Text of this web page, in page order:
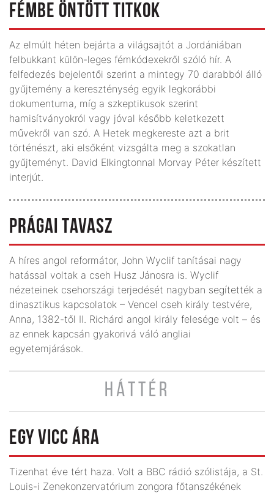
FÉMBE ÖNTÖTT TITKOK
Az elmúlt héten bejárta a világsajtót a Jordániában
felbukkant külön­-leges fémkódexekről szóló hír. A
felfedezés bejelentői szerint a mintegy 70 darabból álló
gyűjtemény a kereszténység egyik legkorábbi
dokumentuma, míg a szkeptikusok szerint
hamisítványokról vagy jóval később keletkezett
művekről van szó. A Hetek megkereste azt a brit
történészt, aki elsőként vizsgálta meg a szokatlan
gyűjteményt. David Elkingtonnal Morvay Péter készített
interjút.
PRÁGAI TAVASZ
A híres angol reformátor, John Wyclif tanításai nagy
hatással voltak a cseh Husz Jánosra is. Wyclif
nézeteinek csehországi terjedését nagyban segítették a
dinasztikus kapcsolatok – Vencel cseh király testvére,
Anna, 1382-től II. Richárd angol király felesége volt – és
az ennek kapcsán gyakorivá váló angliai
egyetemjárások.
HÁTTÉR
EGY VICC ÁRA
Tizenhat éve tért haza. Volt a BBC rádió szólistája, a St.
Louis-i Zenekonzervatórium zongora főtanszékének